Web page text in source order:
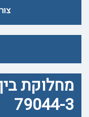
מחלוקת
79044-3